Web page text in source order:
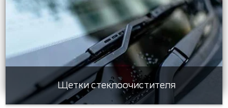
Щетки стеклоочистителя